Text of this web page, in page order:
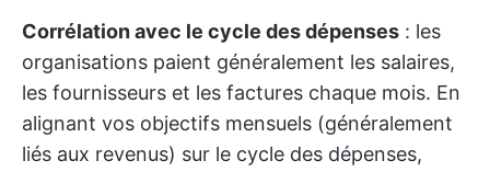
Corrélation avec le cycle des dépenses : les
organisations paient généralement les salaires,
les fournisseurs et les factures chaque mois. En
alignant vos objectifs mensuels (généralement
liés aux revenus) sur le cycle des dépenses,